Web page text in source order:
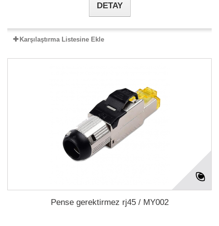
DETAY
Karşılaştırma Listesine Ekle
Pense gerektirmez rj45 / MY002